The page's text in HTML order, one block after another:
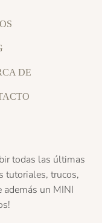
DE
todas las últimas
tutoriales, trucos,
además un MINI